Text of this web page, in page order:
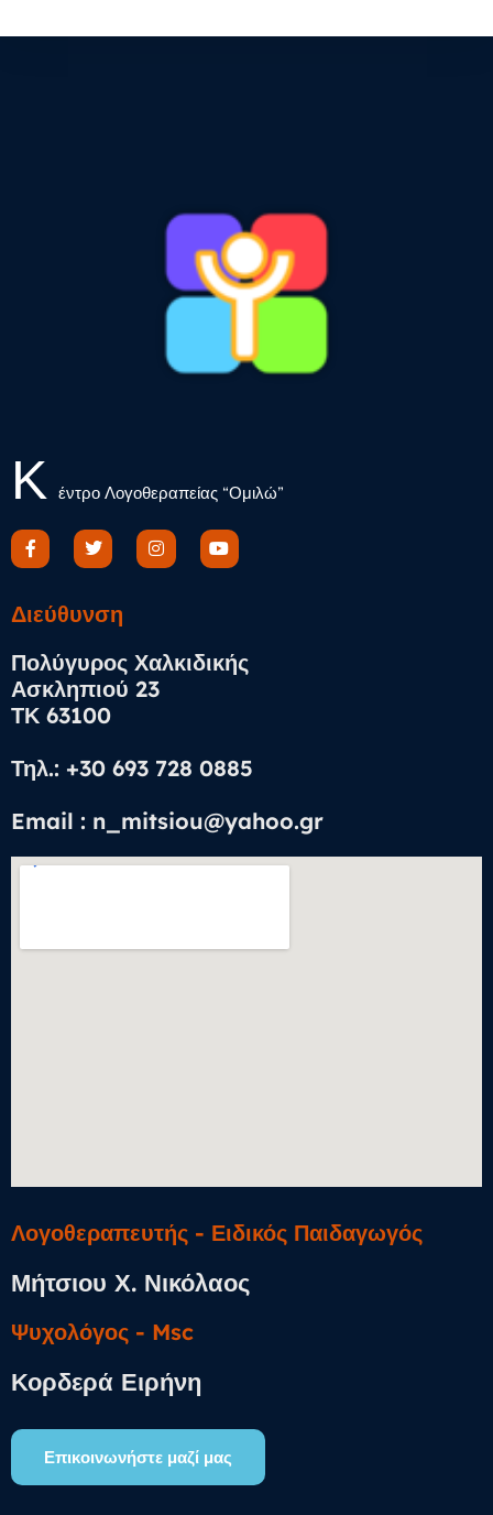
Κ έντρο Λογοθεραπείας “Ομιλώ”
Διεύθυνση​
Πολύγυρος Χαλκιδικής
Ασκληπιού 23
ΤΚ 63100
Τηλ.: +30 693 728 0885
Email : n_mitsiou@yahoo.gr
Λογοθεραπευτής - Ειδικός Παιδαγωγός
Μήτσιου Χ. Νικόλαος
Ψυχολόγος​ - Msc
Κορδερά Ειρήνη
Επικοινωνήστε μαζί μας